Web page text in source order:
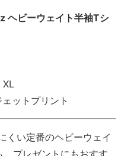
ヘビーウェイト半袖Tシ
ットプリント
くい定番のヘビーウェイ
、プレゼントにもおすす